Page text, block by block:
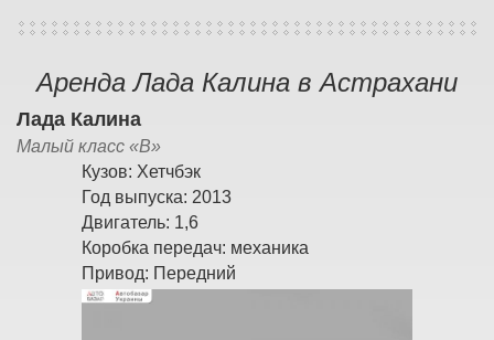
Аренда Лада Калина в Астрахани
Лада Калина
Малый класс «B»
Кузов: Хетчбэк
Год выпуска: 2013
Двигатель: 1,6
Коробка передач: механика
Привод: Передний